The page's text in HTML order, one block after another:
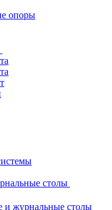
опоры
столы
и журнальные столы